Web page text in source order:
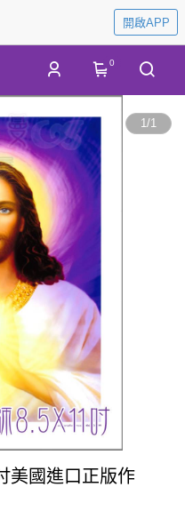
開啟APP
0
1/1
美國進口正版作